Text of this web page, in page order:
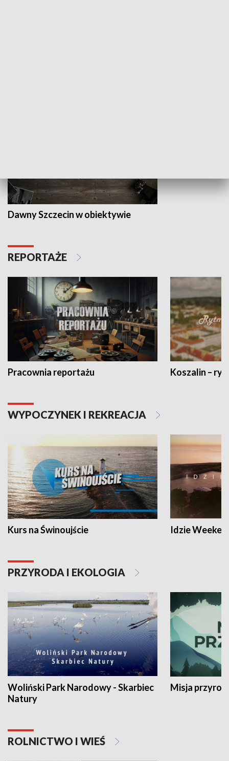
Dawny Szczecin w obiektywie
REPORTAŻE
Pracownia reportażu Koszalin –
WYPOCZYNEK I REKREACJA
Kurs na Świnoujście Idzie
PRZYRODA I EKOLOGIA
Woliński Park Narodowy - Skarbiec
Natury
Misja
ROLNICTWO I WIEŚ